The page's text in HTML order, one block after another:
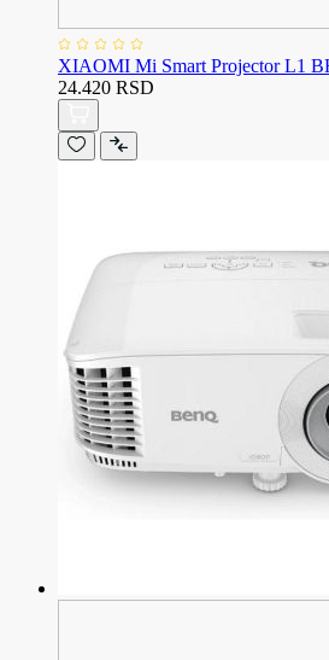
XIAOMI Mi Smart Projector L1
24.420 RSD